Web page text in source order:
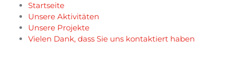
Startseite
Unsere Aktivitäten
Unsere Projekte
Vielen Dank, dass Sie uns kontaktiert haben